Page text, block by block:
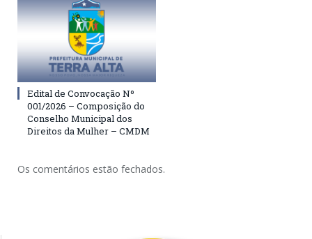
Edital de Convocação Nº
001/2026 – Composição do
Conselho Municipal dos
Direitos da Mulher – CMDM
Os comentários estão fechados.